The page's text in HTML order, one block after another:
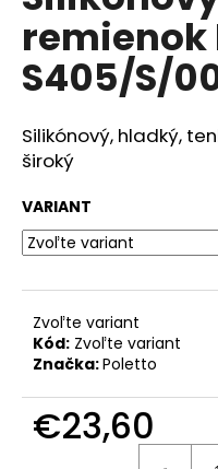
5
hviezdičiek.
remienok
S405/S/
Silikónový, hladký,
široký
VARIANT
Zvoľte variant
Kód: Zvoľte variant
Značka:Poletto
€23,60
á
j
s
?
O
d
p
o